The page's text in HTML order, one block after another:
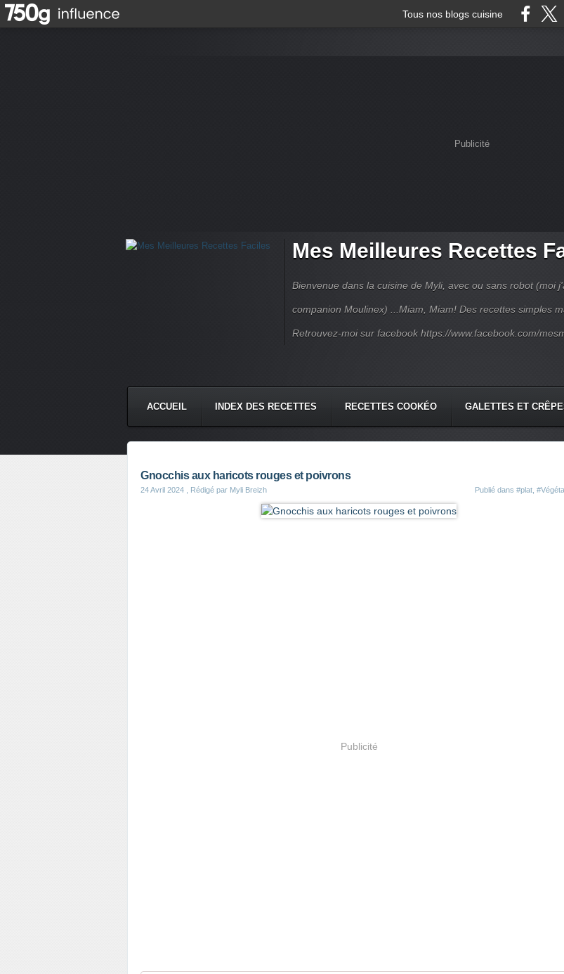
Tous nos blogs cuisine
Publicité
Mes Meilleures Recettes
Bienvenue dans la cuisine de Myli, avec ou sans robot (moi
companion Moulinex) ...Miam, Miam! Des recettes simples
Retrouvez-moi sur facebook https://www.facebook.com/
ACCUEIL INDEX DES RECETTES RECETTES COOKÉO GALETTES ET
Gnocchis aux haricots rouges et poivrons
24 Avril 2024 , Rédigé par Myli Breizh Publié dans #plat
Publicité